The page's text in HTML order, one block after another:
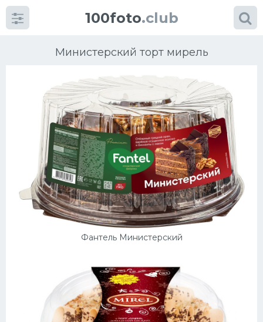
100foto.club
Министерский торт мирель
Фантель Министерский
Категориикартинок
Супы
Мясные блюда
Печенье